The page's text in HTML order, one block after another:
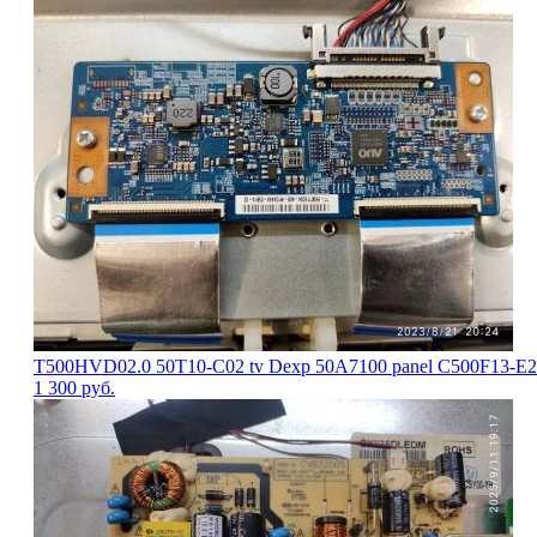
T500HVD02.0 50T10-C02 tv Dexp 50A7100 panel C500F13-
1 300 руб.